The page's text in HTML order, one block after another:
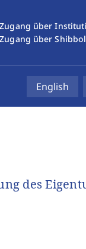
Zugang über
Zugang über
English
des